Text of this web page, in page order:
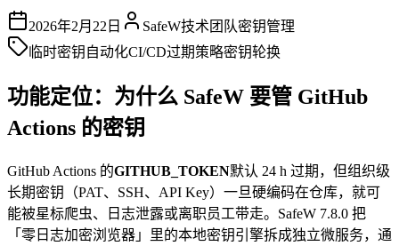
2026年2月22日 SafeW技术团队密钥管理
临时密钥 自动化CI/CD过期策略密钥轮换
功能定位：为什么 SafeW 要管 GitHub
Actions 的密钥
GitHub Actions 的GITHUB_TOKEN默认 24 h 过期，但组织级
长期密钥（PAT、SSH、API Key）一旦硬编码在仓库，就可
能被星标爬虫、日志泄露或离职员工带走。SafeW 7.8.0 把
「零日志加密浏览器」里的本地密钥引擎拆成独立微服务，通